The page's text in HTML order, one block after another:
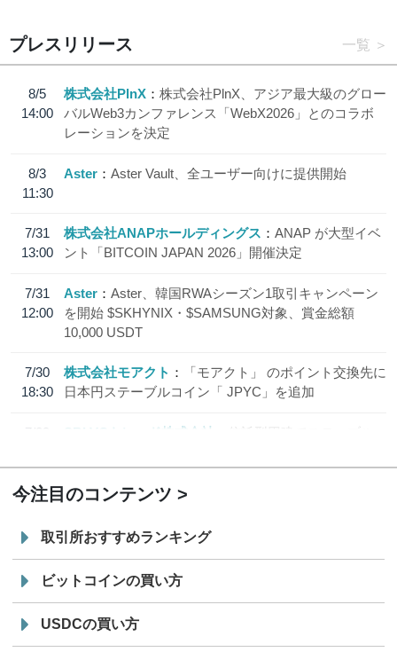
プレスリリース 一覧
8/5
14:00
株式会社PlnX
株式会社PlnX、アジア最大級のグロー
バルWeb3カンファレンス「WebX2026」とのコラボ
レーションを決定
8/3
11:30
Aster Aster Vault、全ユーザー向けに提供開始
7/31
13:00
株式会社ANAPホールディングス
ANAP が大型イベ
ント「BITCOIN JAPAN 2026」開催決定
7/31
12:00
Aster
Aster、韓国RWAシーズン1取引キャンペーン
を開始 $SKHYNIX・$SAMSUNG対象、賞金総額
10,000 USDT
7/30
18:30
株式会社モアクト
「モアクト」 のポイント交換先に
日本円ステーブルコイン「 JPYC」を追加
7/29
SBI VCトレード株式会社
信託型円建てステーブル
今注目のコンテンツ
取引所おすすめランキング
ビットコインの買い方
USDCの買い方